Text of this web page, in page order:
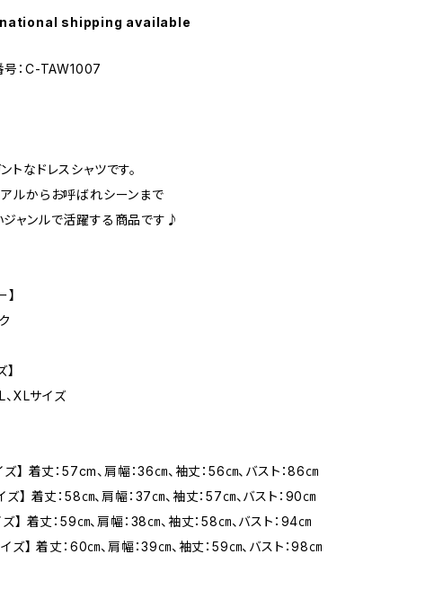
shipping available
号：C-TAW1007
トなドレスシャツです。
ルからお呼ばれシーンまで
ジャンルで活躍する商品です♪
】
L、XLサイズ
ズ】 着丈：57cm、肩幅：36㎝、袖丈：56㎝、バスト：86㎝
ズ】 着丈：58㎝、肩幅：37㎝、袖丈：57㎝、バスト：90㎝
ズ】 着丈：59㎝、肩幅：38㎝、袖丈：58㎝、バスト：94㎝
イズ】 着丈：60㎝、肩幅：39㎝、袖丈：59㎝、バスト：98㎝